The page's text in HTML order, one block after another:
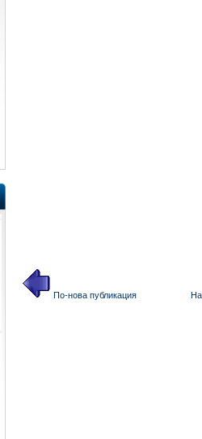
По-нова публикация